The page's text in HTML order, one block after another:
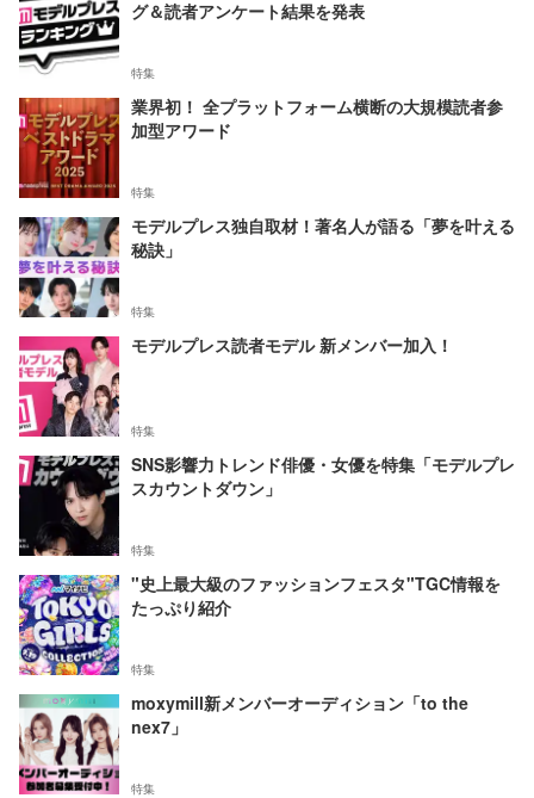
グ＆読者アンケート結果を発表
特集
業界初！ 全プラットフォーム横断の大規模読者参
加型アワード
特集
モデルプレス独自取材！著名人が語る「夢を叶える
秘訣」
特集
モデルプレス読者モデル 新メンバー加入！
特集
SNS影響力トレンド俳優・女優を特集「モデルプレ
スカウントダウン」
特集
"史上最大級のファッションフェスタ"TGC情報を
たっぷり紹介
特集
moxymill新メンバーオーディション「to the
nex7」
特集